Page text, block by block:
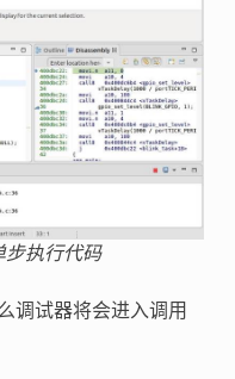
步执行代码
调试器将会进入调用